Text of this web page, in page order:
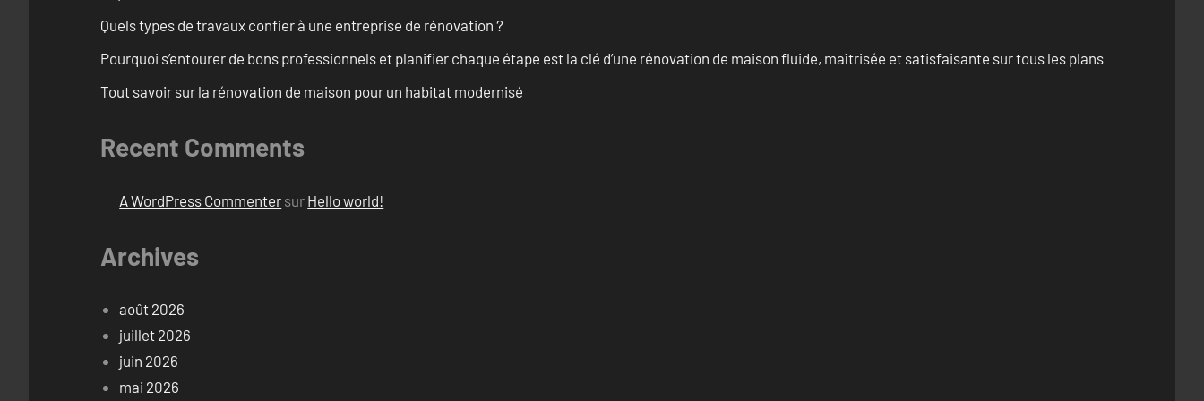
Quels types de travaux confier à une entreprise de rénovation ?
Pourquoi s’entourer de bons professionnels et planifier chaque étape est la clé d’une rénovation de maison fluide, maîtrisée et satisfaisante sur tous les plans
Tout savoir sur la rénovation de maison pour un habitat modernisé
Recent Comments
A WordPress Commenter sur Hello world!
Archives
août 2026
juillet 2026
juin 2026
mai 2026